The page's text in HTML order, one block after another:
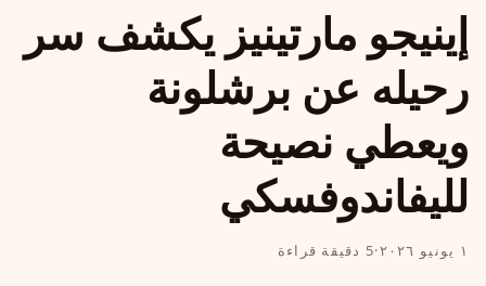
إينيجو مارتينيز يكشف سر
رحيله عن برشلونة
ويعطي نصيحة
لليفاندوفسكي
١ يونيو ٢٠٢٦ ·5 دقيقة قراءة